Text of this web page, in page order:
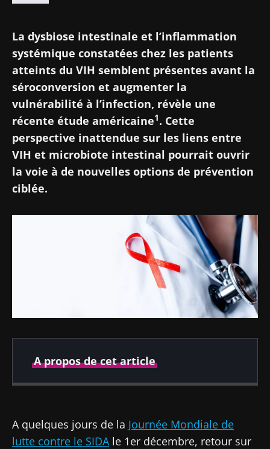
La dysbiose intestinale et l’inflammation
systémique constatées chez les patients
atteints du VIH semblent présentes avant la
séroconversion et augmenter la
vulnérabilité à l’infection, révèle une
récente étude américaine1. Cette
perspective inattendue sur les liens entre
VIH et microbiote intestinal pourrait ouvrir
la voie à de nouvelles options de prévention
ciblée.
A propos de cet article
A quelques jours de la Journée Mondiale de
lutte contre le SIDA le 1er décembre, retour sur